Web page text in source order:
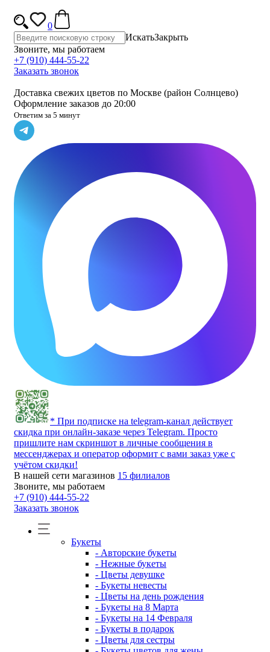
0
ИскатьЗакрыть
Звоните, мы работаем
+7 (910) 444-55-22
Заказать звонок
Доставка свежих цветов по Москве (район Солнцево)
Оформление заказов до 20:00
Ответим за 5 минут
* При подписке на telegram-канал действует
скидка при онлайн-заказе через Telegram. Просто
пришлите нам скриншот в личные сообщения в
мессенджерах и оператор оформит с вами заказ уже с
учётом скидки!
В нашей сети магазинов 15 филиалов
Звоните, мы работаем
+7 (910) 444-55-22
Заказать звонок
Букеты
- Авторские букеты
- Нежные букеты
- Цветы девушке
- Букеты невесты
- Цветы на день рождения
- Букеты на 8 Марта
- Букеты на 14 Февраля
- Букеты в подарок
- Цветы для сестры